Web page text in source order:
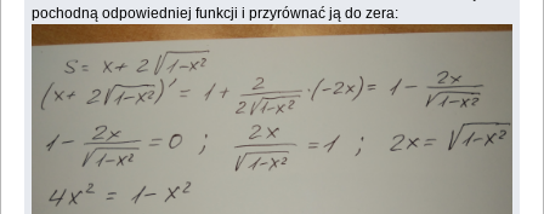
pochodną odpowiedniej funkcji i przyrównać ją do zera: